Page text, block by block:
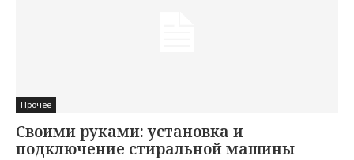
Прочее
Своими руками: установка и
подключение стиральной машины